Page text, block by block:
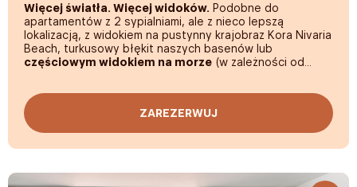
Więcej światła. Więcej widoków. Podobne do
apartamentów z 2 sypialniami, ale z nieco lepszą
lokalizacją, z widokiem na pustynny krajobraz Kora Nivaria
Beach, turkusowy błękit naszych basenów lub
częściowym widokiem na morze (w zależności od
Te apartamenty o powierzchni
sypialni z łóżkiem typuKing Sizei dwoma łóżkami
pojedynczymi, a także
hotelu. Oferują one pełen design, wyposażenie i spokój.
ZAREZERWUJ